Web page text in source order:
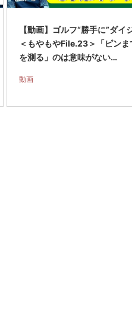
【動画】ゴルフ“勝手に”ダイ
＜もやもやFile.23＞「ピンま
を測る」のは意味がない…
動画